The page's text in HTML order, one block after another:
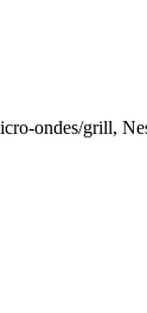
ondes/grill,